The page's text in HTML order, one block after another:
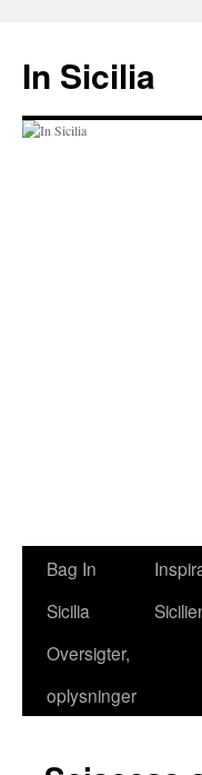
indhold
In Sicilia
Bag In
Sicilia
Oversigter,
oplysninger